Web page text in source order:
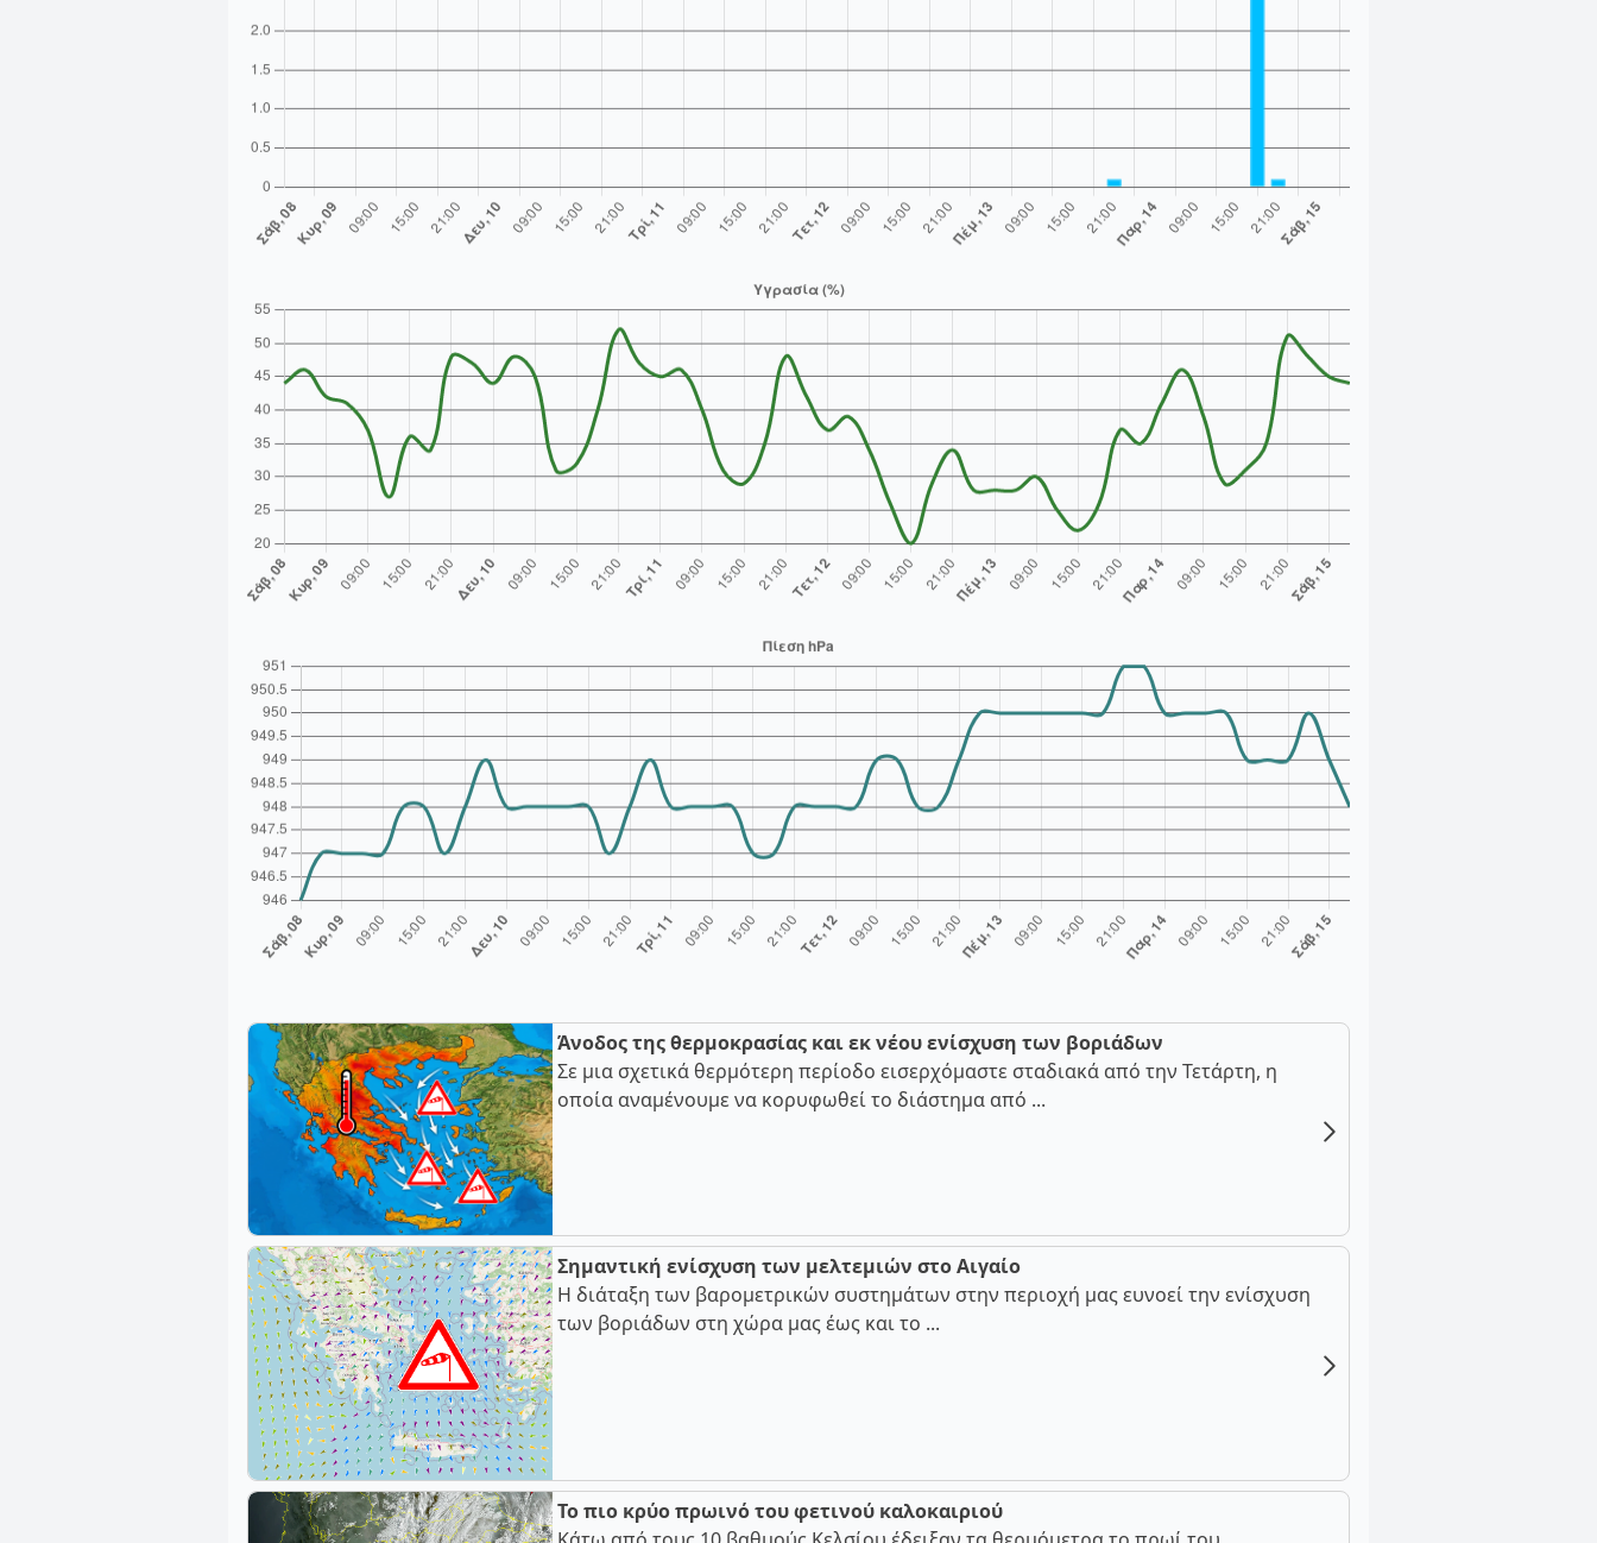
Άνοδος της θερμοκρασίας και εκ νέου ενίσχυση των βοριάδων
Σε μια σχετικά θερμότερη περίοδο εισερχόμαστε σταδιακά από την Τετάρτη, η
οποία αναμένουμε να κορυφωθεί το διάστημα από ...
Σημαντική ενίσχυση των μελτεμιών στο Αιγαίο
Η διάταξη των βαρομετρικών συστημάτων στην περιοχή μας ευνοεί την ενίσχυση
των βοριάδων στη χώρα μας έως και το ...
Το πιο κρύο πρωινό του φετινού καλοκαιριού